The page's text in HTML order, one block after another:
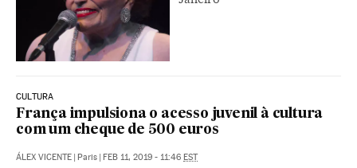
CULTURA
França impulsiona o acesso juvenil à cultura
com um cheque de 500 euros
ÁLEX VICENTE | Paris | FEB 11, 2019 - 11:46 EST